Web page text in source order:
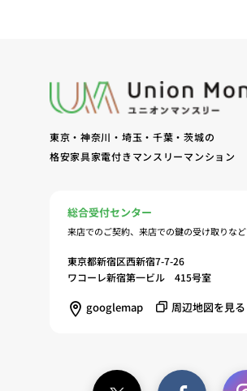
東京・神奈川・埼玉・千葉・茨城の
格安家具家電付きマンスリーマンション
総合受付センター
来店でのご契約、来店での鍵の受け取りなど
東京都新宿区西新宿7-7-26
ワコーレ新宿第一ビル 415号室
googlemap 周辺地図を見る